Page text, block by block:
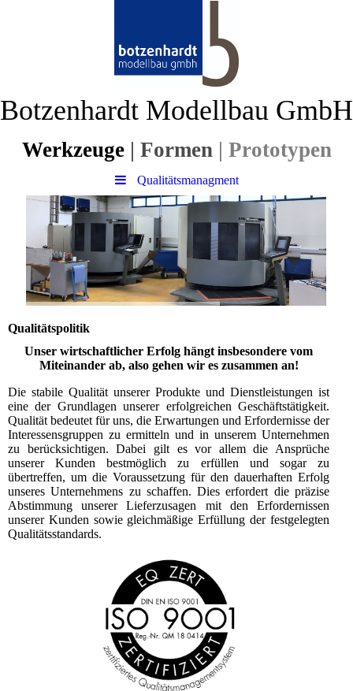
Botzenhardt Modellbau GmbH
Werkzeuge | Formen | Prototypen
Qualitätsmanagment
Qualitätspolitik
Unser wirtschaftlicher Erfolg hängt insbesondere vom
Miteinander ab, also gehen wir es zusammen an!
Die stabile Qualität unserer Produkte und Dienstleistungen ist
eine der Grundlagen unserer erfolgreichen Geschäftstätigkeit.
Qualität bedeutet für uns, die Erwartungen und Erfordernisse der
Interessensgruppen zu ermitteln und in unserem Unternehmen
zu berücksichtigen. Dabei gilt es vor allem die Ansprüche
unserer Kunden bestmöglich zu erfüllen und sogar zu
übertreffen, um die Voraussetzung für den dauerhaften Erfolg
unseres Unternehmens zu schaffen. Dies erfordert die präzise
Abstimmung unserer Lieferzusagen mit den Erfordernissen
unserer Kunden sowie gleichmäßige Erfüllung der festgelegten
Qualitätsstandards.